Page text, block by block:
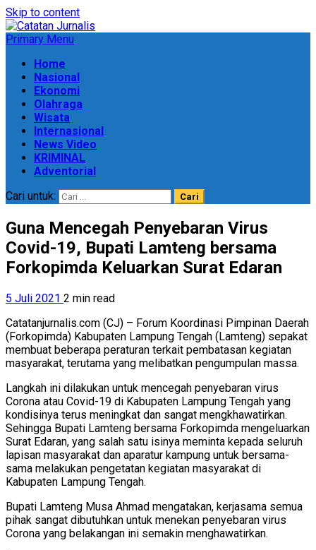
Skip to content
Primary Menu
Home
Nasional
Ekonomi
Olahraga
Wisata
Internasional
News Video
KRIMINAL
Adventorial
Cari untuk:
Guna Mencegah Penyebaran Virus
Covid-19, Bupati Lamteng bersama
Forkopimda Keluarkan Surat Edaran
5 Juli 2021 2 min read
Catatanjurnalis.com (CJ) – Forum Koordinasi Pimpinan Daerah
(Forkopimda) Kabupaten Lampung Tengah (Lamteng) sepakat
membuat beberapa peraturan terkait pembatasan kegiatan
masyarakat, terutama yang melibatkan pengumpulan massa.
Langkah ini dilakukan untuk mencegah penyebaran virus
Corona atau Covid-19 di Kabupaten Lampung Tengah yang
kondisinya terus meningkat dan sangat mengkhawatirkan.
Sehingga Bupati Lamteng bersama Forkopimda mengeluarkan
Surat Edaran, yang salah satu isinya meminta kepada seluruh
lapisan masyarakat dan aparatur kampung untuk bersama-
sama melakukan pengetatan kegiatan masyarakat di
Kabupaten Lampung Tengah.
Bupati Lamteng Musa Ahmad mengatakan, kerjasama semua
pihak sangat dibutuhkan untuk menekan penyebaran virus
Corona yang belakangan ini semakin menghawatirkan.